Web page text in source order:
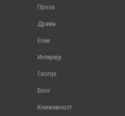
Проза
Драма
Есеи
Интервју
Скопје
Блог
Книжевност